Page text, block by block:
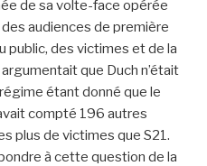
de sa volte-face opérée
audiences de première
public, des victimes et de la
que Duch n’était
étant donné que le
compté 196 autres
plus de victimes que S21.
à cette question de la